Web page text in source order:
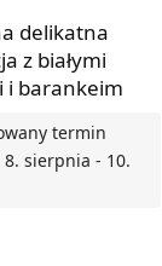
delikatna
z białymi
i barankeim
termin
sierpnia - 10.